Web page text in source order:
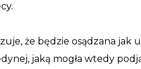
że będzie osądzana
jaką mogła wtedy